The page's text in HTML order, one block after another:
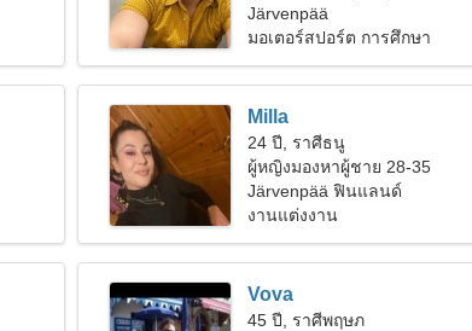
Järvenpää
มอเตอร์สปอร์ต การศึกษา
Milla
24 ปี, ราศีธนู
ผู้หญิงมองหาผู้ชาย 28-35
Järvenpää ฟินแลนด์
งานแต่งงาน
Vova
45 ปี, ราศีพฤษภ